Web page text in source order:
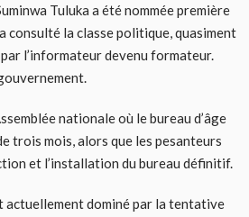
Tuluka a été nommée première
consulté la classe politique, quasiment
l’informateur devenu formateur.
nationale où le bureau d’âge
trois mois, alors que les pesanteurs
et l’installation du bureau définitif.
actuellement dominé par la tentative